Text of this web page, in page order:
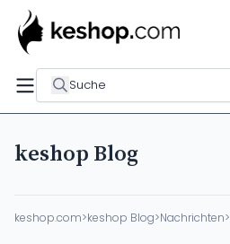
Suche
keshop Blog
keshop.com>keshop Blog>Nachrichten>